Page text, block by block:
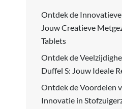
Ontdek de Innovatieve
Jouw Creatieve
Tablets
Ontdek de
Duffel S: Jouw Ideale
Ontdek de Voordelen
Innovatie in